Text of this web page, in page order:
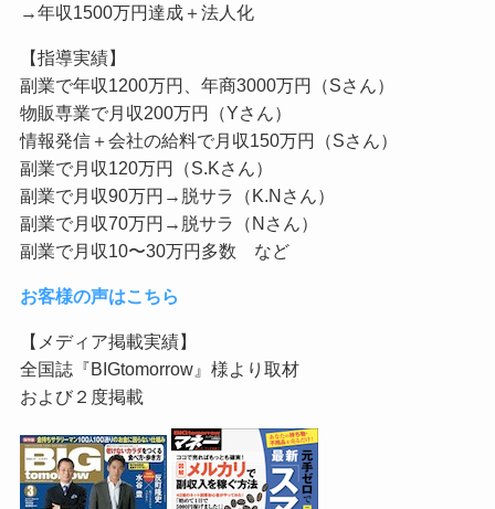
→年収1500万円達成＋法人化
【指導実績】
副業で年収1200万円、年商3000万円（Sさん）
物販専業で月収200万円（Yさん）
情報発信＋会社の給料で月収150万円（Sさん）
副業で月収120万円（S.Kさん）
副業で月収90万円→脱サラ（K.Nさん）
副業で月収70万円→脱サラ（Nさん）
副業で月収10〜30万円多数 など
お客様の声はこちら
【メディア掲載実績】
全国誌『BIGtomorrow』様より取材
および２度掲載